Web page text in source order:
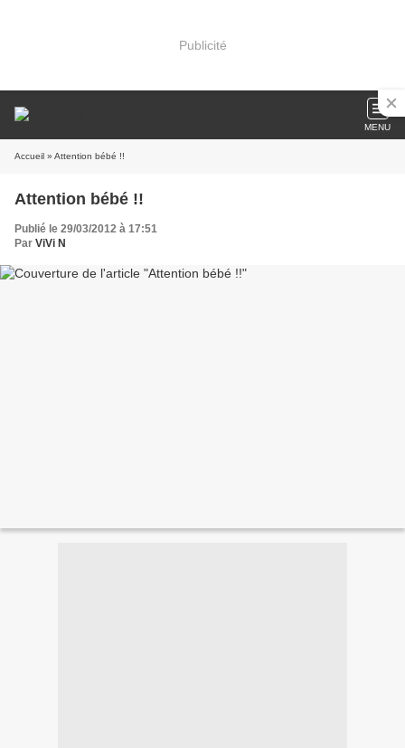
Publicité
MENU
Accueil » Attention bébé !!
Attention bébé !!
Publié le 29/03/2012 à 17:51
Par ViVi N